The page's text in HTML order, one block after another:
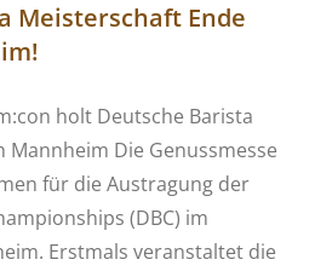
Meisterschaft Ende
m:con holt Deutsche Barista
Die Genussmesse
für die Austragung der
(DBC) im
Erstmals veranstaltet die